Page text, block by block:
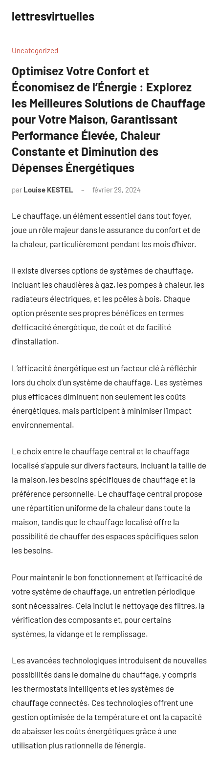
contenu
lettresvirtuelles
Uncategorized
Optimisez Votre Confort et
Économisez de l’Énergie : Explorez
les Meilleures Solutions de Chauffage
pour Votre Maison, Garantissant
Performance Élevée, Chaleur
Constante et Diminution des
Dépenses Énergétiques
par Louise KESTEL février 29, 2024
Le chauffage, un élément essentiel dans tout foyer,
joue un rôle majeur dans le assurance du confort et de
la chaleur, particulièrement pendant les mois d’hiver.
Il existe diverses options de systèmes de chauffage,
incluant les chaudières à gaz, les pompes à chaleur, les
radiateurs électriques, et les poêles à bois. Chaque
option présente ses propres bénéfices en termes
d’efficacité énergétique, de coût et de facilité
d’installation.
L’efficacité énergétique est un facteur clé à réfléchir
lors du choix d’un système de chauffage. Les systèmes
plus efficaces diminuent non seulement les coûts
énergétiques, mais participent à minimiser l’impact
environnemental.
Le choix entre le chauffage central et le chauffage
localisé s’appuie sur divers facteurs, incluant la taille de
la maison, les besoins spécifiques de chauffage et la
préférence personnelle. Le chauffage central propose
une répartition uniforme de la chaleur dans toute la
maison, tandis que le chauffage localisé offre la
possibilité de chauffer des espaces spécifiques selon
les besoins.
Pour maintenir le bon fonctionnement et l’efficacité de
votre système de chauffage, un entretien périodique
sont nécessaires. Cela inclut le nettoyage des filtres, la
vérification des composants et, pour certains
systèmes, la vidange et le remplissage.
Les avancées technologiques introduisent de nouvelles
possibilités dans le domaine du chauffage, y compris
les thermostats intelligents et les systèmes de
chauffage connectés. Ces technologies offrent une
gestion optimisée de la température et ont la capacité
de abaisser les coûts énergétiques grâce à une
utilisation plus rationnelle de l’énergie.